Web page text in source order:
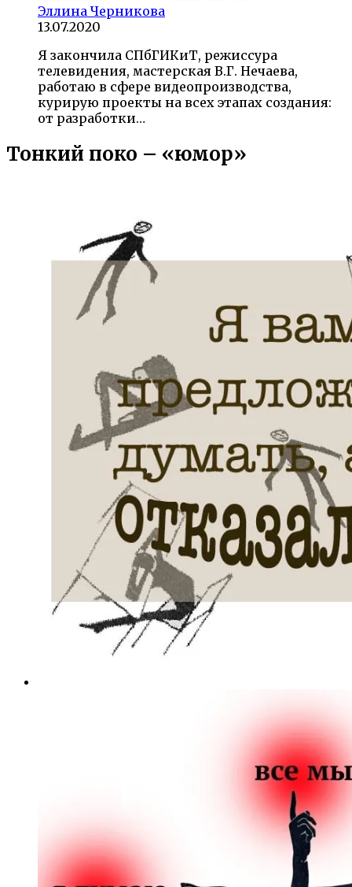
Эллина Черникова
13.07.2020
Я закончила СПбГИКиТ, режиссура
телевидения, мастерская В.Г. Нечаева,
работаю в сфере видеопроизводства,
курирую проекты на всех этапах создания:
от разработки…
Тонкий поко – «юмор»